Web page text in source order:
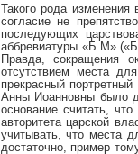
Такого рода
согласие не
последующих
аббревиатуры «Б.М»
Правда, сокращения
отсутствием места
прекрасный
Анны Иоанновны было
основание считать,
авторитета царской
учитывать, что места
достаточно, пример